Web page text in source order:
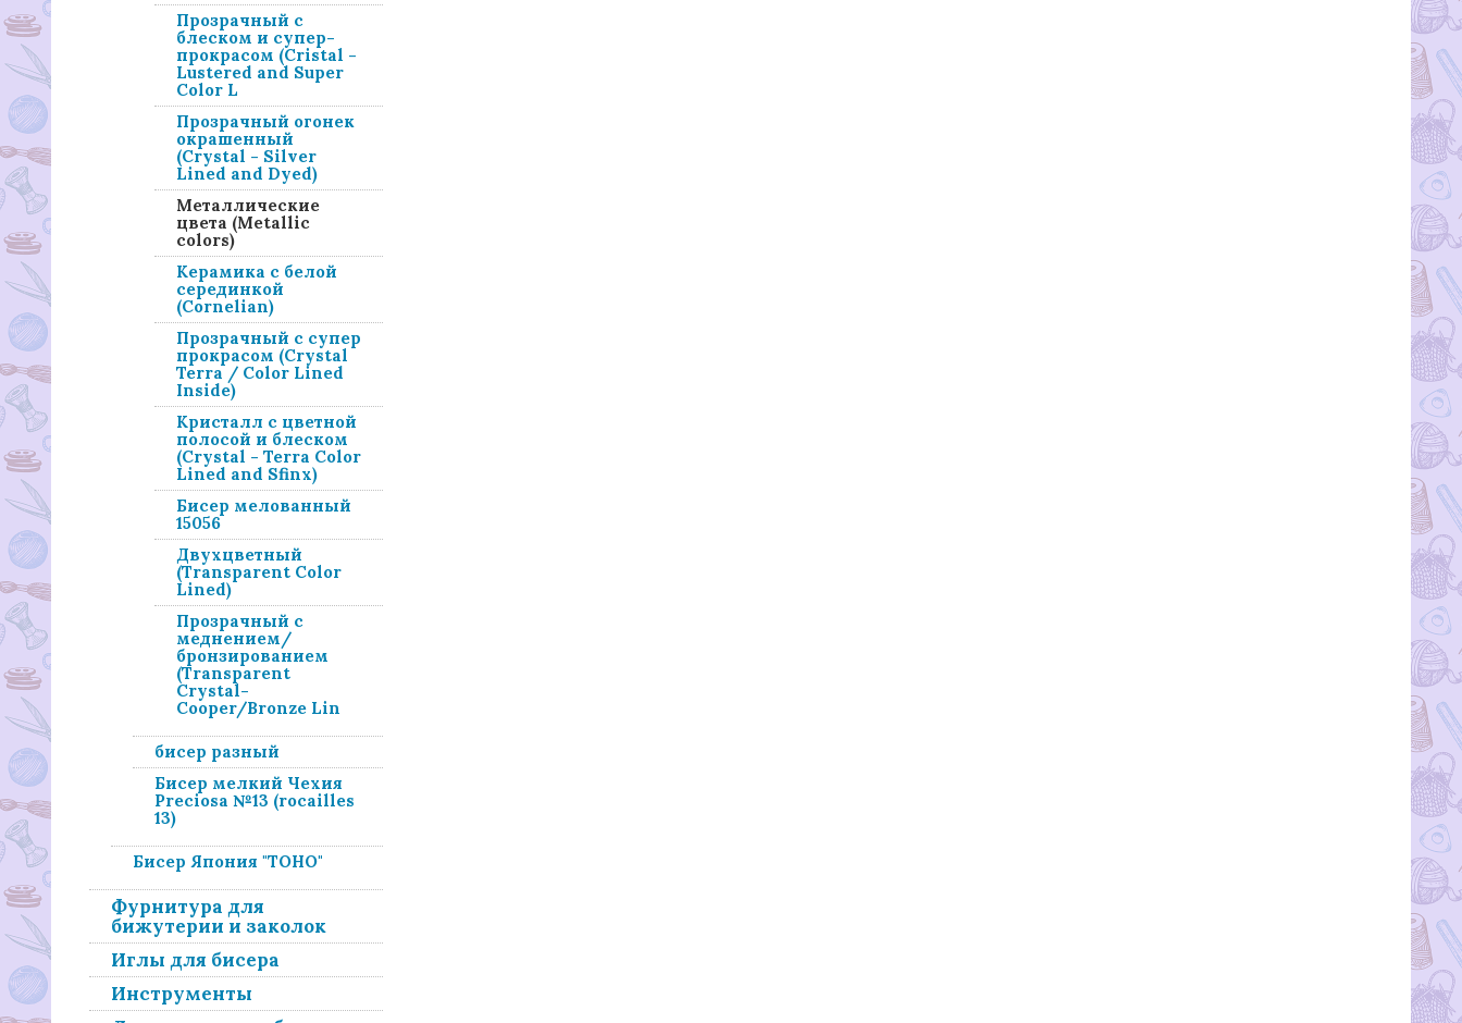
Прозрачный с
блеском и супер-
прокрасом (Cristal -
Lustered and Super
Color L
Прозрачный огонек
окрашенный
(Crystal - Silver
Lined and Dyed)
Металлические
цвета (Metallic
colors)
Керамика с белой
серединкой
(Cornelian)
Прозрачный с супер
прокрасом (Crystal
Terra / Color Lined
Inside)
Кристалл с цветной
полосой и блеском
(Crystal - Terra Color
Lined and Sfinx)
Бисер мелованный
15056
Двухцветный
(Transparent Color
Lined)
Прозрачный с
меднением/
бронзированием
(Transparent
Crystal-
Cooper/Bronze Lin
бисер разный
Бисер мелкий Чехия
Preciosa №13 (rocailles
13)
Бисер Япония "ТОНО"
Фурнитура для
бижутерии и заколок
Иглы для бисера
Инструменты